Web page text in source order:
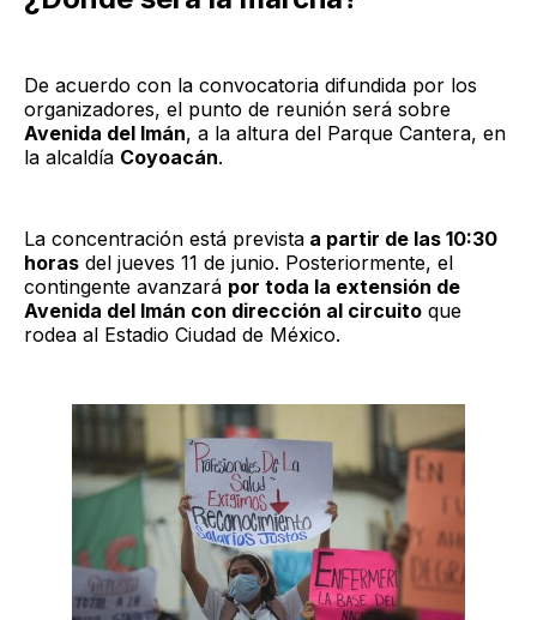
De acuerdo con la convocatoria difundida por los
organizadores, el punto de reunión será sobre
Avenida del Imán, a la altura del Parque Cantera, en
la alcaldía Coyoacán.
La concentración está prevista a partir de las 10:30
horas del jueves 11 de junio. Posteriormente, el
contingente avanzará por toda la extensión de
Avenida del Imán con dirección al circuito que
rodea al Estadio Ciudad de México.